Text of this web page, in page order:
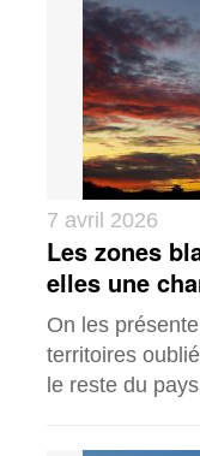
7 avril 2026
Les zones
elles une
On les
territoires
le reste du